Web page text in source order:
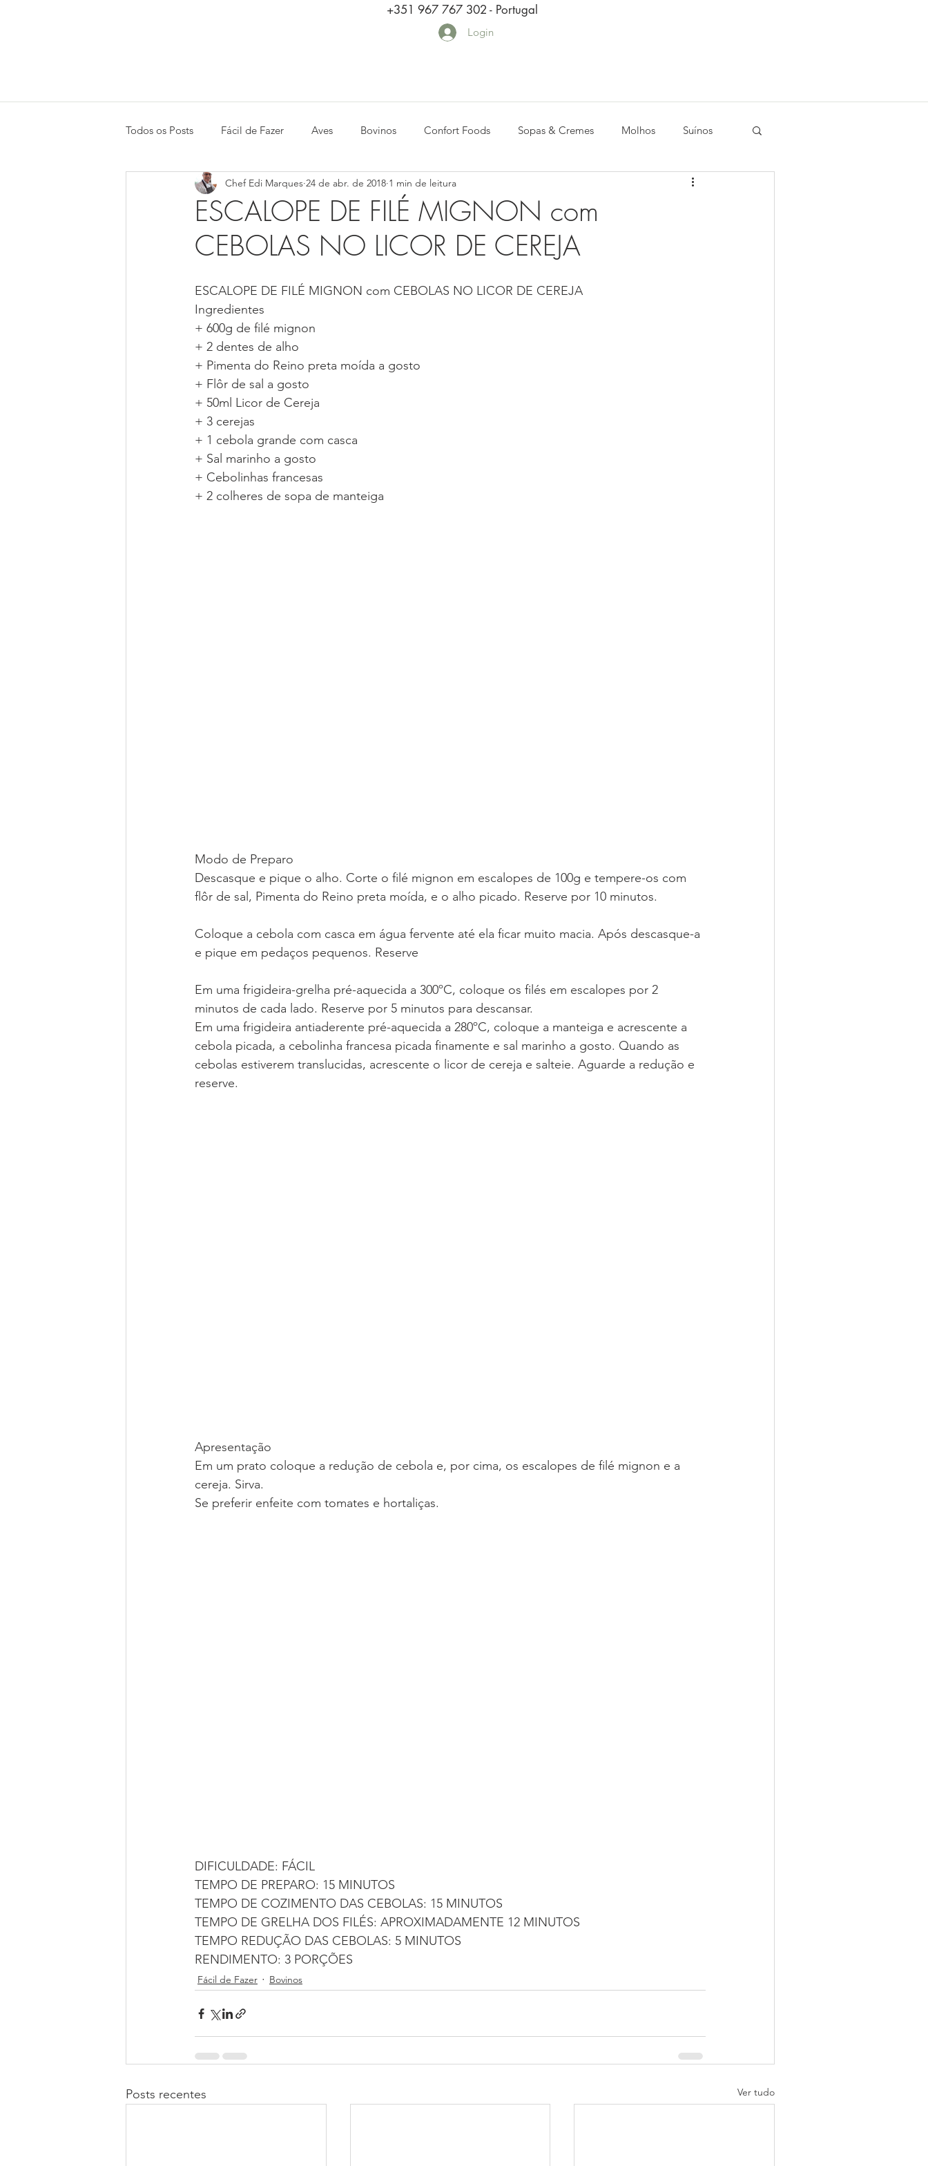
+351 967 767 302 - Portugal
Login
Todos os Posts Fácil de Fazer Aves Bovinos Confort Foods Sopas & Cremes Molhos Suínos
Peixes e Frutos do Mar Aperitivos Caça
ESCALOPE DE FILÉ MIGNON com
CEBOLAS NO LICOR DE CEREJA
Chef Edi Marques 24 de abr. de 2018 1 min de leitura
ESCALOPE DE FILÉ MIGNON com CEBOLAS NO LICOR DE CEREJA
Ingredientes
+ 600g de filé mignon
+ 2 dentes de alho
+ Pimenta do Reino preta moída a gosto
+ Flôr de sal a gosto
+ 50ml Licor de Cereja
+ 3 cerejas
+ 1 cebola grande com casca
+ Sal marinho a gosto
+ Cebolinhas francesas
+ 2 colheres de sopa de manteiga
Modo de Preparo
Descasque e pique o alho. Corte o filé mignon em escalopes de 100g e tempere-os com
flôr de sal, Pimenta do Reino preta moída, e o alho picado. Reserve por 10 minutos.
Coloque a cebola com casca em água fervente até ela ficar muito macia. Após descasque-a
e pique em pedaços pequenos. Reserve
Em uma frigideira-grelha pré-aquecida a 300ºC, coloque os filés em escalopes por 2
minutos de cada lado. Reserve por 5 minutos para descansar.
Em uma frigideira antiaderente pré-aquecida a 280ºC, coloque a manteiga e acrescente a
cebola picada, a cebolinha francesa picada finamente e sal marinho a gosto. Quando as
cebolas estiverem translucidas, acrescente o licor de cereja e salteie. Aguarde a redução e
reserve.
Apresentação
Em um prato coloque a redução de cebola e, por cima, os escalopes de filé mignon e a
cereja. Sirva.
Se preferir enfeite com tomates e hortaliças.
DIFICULDADE: FÁCIL
TEMPO DE PREPARO: 15 MINUTOS
TEMPO DE COZIMENTO DAS CEBOLAS: 15 MINUTOS
TEMPO DE GRELHA DOS FILÉS: APROXIMADAMENTE 12 MINUTOS
TEMPO REDUÇÃO DAS CEBOLAS: 5 MINUTOS
RENDIMENTO: 3 PORÇÕES
Fácil de Fazer Bovinos
Posts recentes Ver tudo